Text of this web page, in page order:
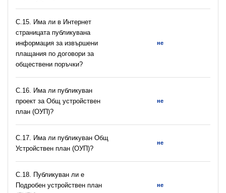
С.15. Има ли в Интернет
страницата публикувана
информация за извършени
плащания по договори за
обществени поръчки?
не
С.16. Има ли публикуван
проект за Общ устройствен
план (ОУП)?
не
С.17. Има ли публикуван Общ
Устройствен план (ОУП)?
не
С.18. Публикуван ли е
Подробен устройствен план
не